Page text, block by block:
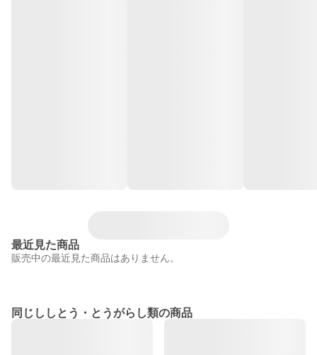
最近見た商品
販売中の最近見た商品はありません。
同じししとう・とうがらし類の商品